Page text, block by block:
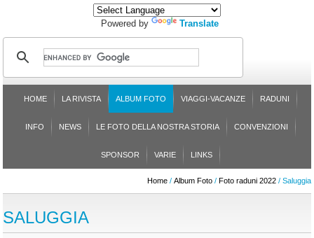
Powered by Translate
HOME LA RIVISTA ALBUM FOTO VIAGGI-VACANZE RADUNI
INFO NEWS LE FOTO DELLA NOSTRA STORIA CONVENZIONI
SPONSOR VARIE LINKS
Home/ Album Foto/ Foto raduni 2022/ Saluggia
SALUGGIA